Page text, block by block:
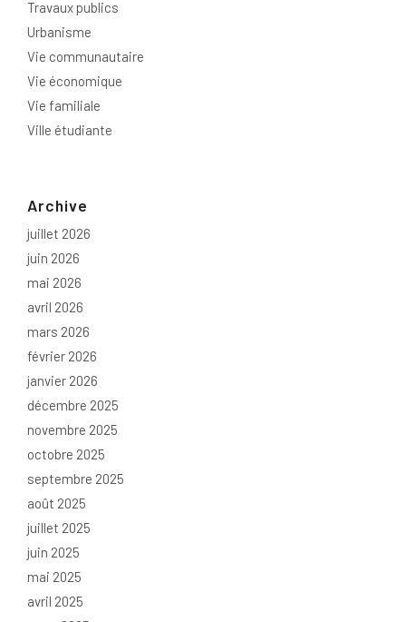
Travaux publics
Urbanisme
Vie communautaire
Vie économique
Vie familiale
Ville étudiante
Archive
juillet 2026
juin 2026
mai 2026
avril 2026
mars 2026
février 2026
janvier 2026
décembre 2025
novembre 2025
octobre 2025
septembre 2025
août 2025
juillet 2025
juin 2025
mai 2025
avril 2025